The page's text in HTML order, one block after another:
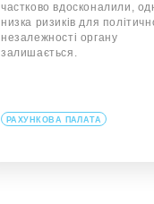
частково вдосконалили,
низка ризиків для
незалежності органу
залишається.
РАХУНКОВА ПАЛАТА